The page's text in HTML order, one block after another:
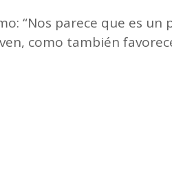
“Nos parece que es
como también